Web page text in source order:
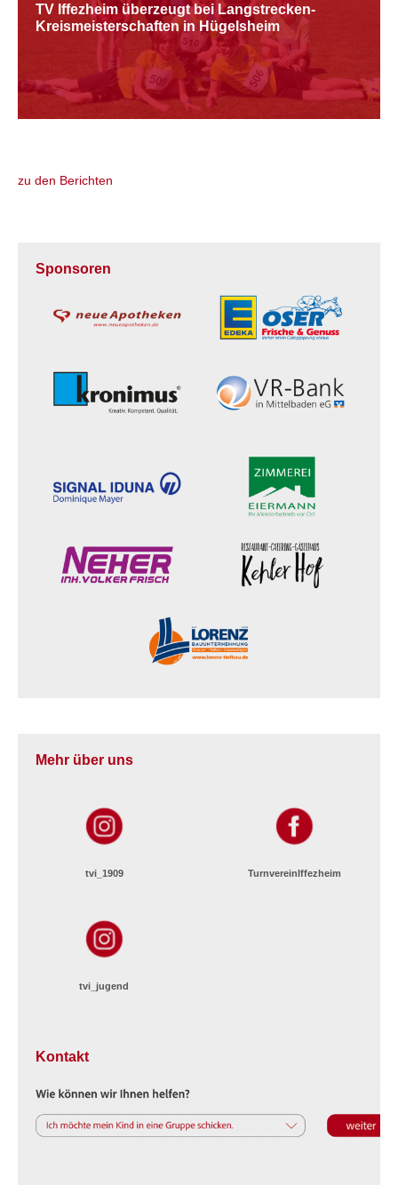
TV Iffezheim überzeugt bei Langstrecken-
Kreismeisterschaften in Hügelsheim
zu den Berichten
Sponsoren
Mehr über uns
tvi_1909 TurnvereinIffezheim
tvi_jugend
Kontakt